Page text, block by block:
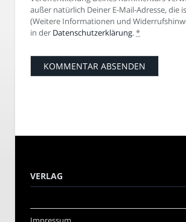
außer natürlich Deiner E-Mail-Adresse, die
(Weitere Informationen und
in der Datenschutzerklärung.*
VERLAG